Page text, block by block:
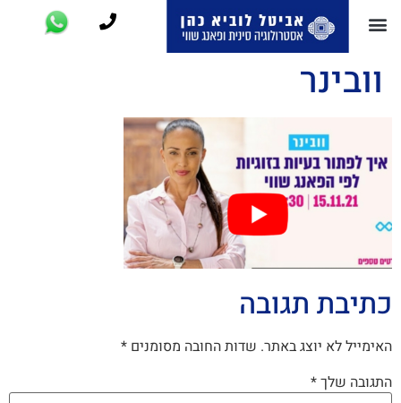
וובינר
כתיבת תגובה
האימייל לא יוצג באתר. שדות החובה מסומנים *
התגובה שלך*